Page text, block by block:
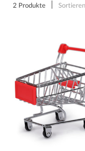
2 Produkte